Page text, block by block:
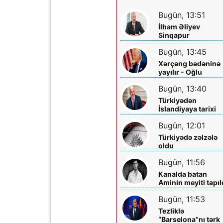
Bugün, 13:51
İlham Əliyev
Sinqapur
Prezidentini təbrik
etdi
Bugün, 13:45
Xərçəng bədəninə
yayılır - Oğlu
danışdı
Bugün, 13:40
Türkiyədən
İslandiyaya tarixi
təyinat - İlk o oldu
Bugün, 12:01
Türkiyədə zəlzələ
oldu
Bugün, 11:56
Kanalda batan
Aminin meyiti
Bugün, 11:53
Tezliklə
“Barselona”nı tərk